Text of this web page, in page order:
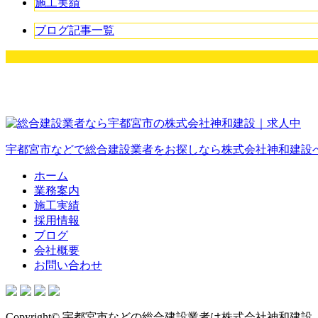
施工実績
ブログ記事一覧
宇都宮市などで総合建設業者をお探しなら株式会社神和建設
ホーム
業務案内
施工実績
採用情報
ブログ
会社概要
お問い合わせ